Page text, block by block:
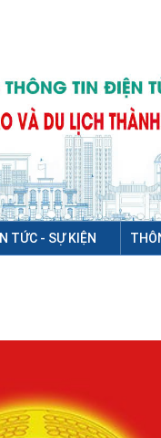
TỨC - SỰ KIỆN